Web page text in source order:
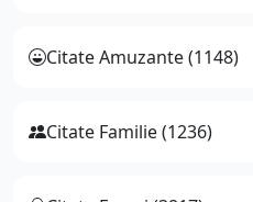
Citate Amuzante (1148)
Citate Familie (1236)